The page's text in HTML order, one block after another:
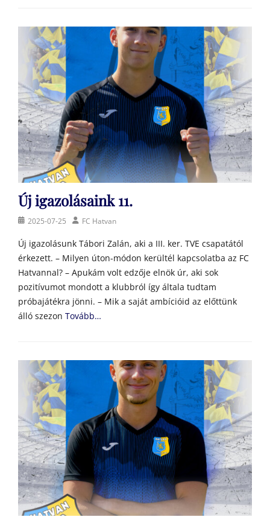
Új igazolásaink 11.
Posted2025-07-25 AuthorFC Hatvan
Új igazolásunk Tábori Zalán, aki a III. ker. TVE csapatától
érkezett. – Milyen úton-módon kerültél kapcsolatba az FC
Hatvannal? – Apukám volt edzője elnök úr, aki sok
pozitívumot mondott a klubbról így általa tudtam
próbajátékra jönni. – Mik a saját ambícióid az előttünk
álló szezon Tovább…